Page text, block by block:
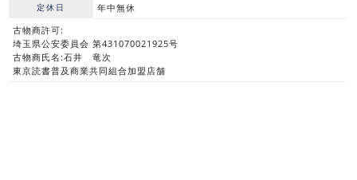
定休日
年中無休
古物商許可:
埼玉県公安委員会 第431070021925号
古物商氏名:石井 竜次
東京読書普及商業共同組合加盟店舗